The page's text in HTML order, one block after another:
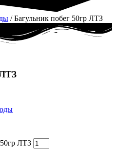
/ Багульник побег 50гр ЛТЗ
ЛТЗ